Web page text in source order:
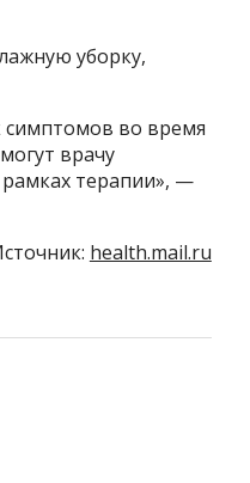
уборку,
симптомов во время
врачу
терапии», —
health.mail.ru